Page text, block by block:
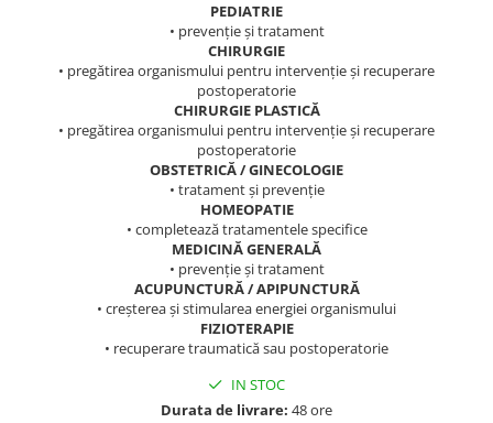
PEDIATRIE
• prevenție și tratament
CHIRURGIE
• pregătirea organismului pentru intervenție și recuperare
postoperatorie
CHIRURGIE PLASTICĂ
• pregătirea organismului pentru intervenție și recuperare
postoperatorie
OBSTETRICĂ / GINECOLOGIE
• tratament și prevenție
HOMEOPATIE
• completează tratamentele specifice
MEDICINĂ GENERALĂ
• prevenție și tratament
ACUPUNCTURĂ / APIPUNCTURĂ
• creșterea și stimularea energiei organismului
FIZIOTERAPIE
• recuperare traumatică sau postoperatorie
IN STOC
Durata de livrare: 48 ore